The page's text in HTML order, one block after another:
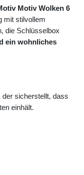
Motiv Wolken 6
mit stilvollem
die Schlüsselbox
ein wohnliches
sicherstellt, dass
einhält.